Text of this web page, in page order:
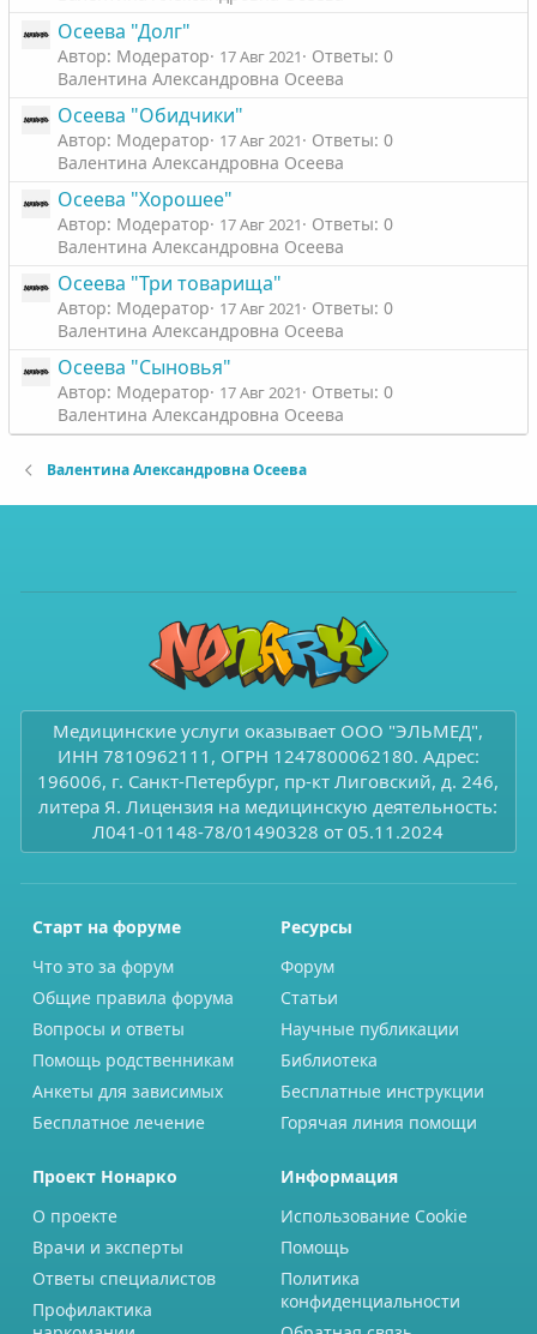
Осеева "Долг"
Автор: Модератор 17 Авг 2021
Ответы: 0
Валентина Александровна Осеева
Осеева "Обидчики"
Автор: Модератор 17 Авг 2021
Ответы: 0
Валентина Александровна Осеева
Осеева "Хорошее"
Автор: Модератор 17 Авг 2021
Ответы: 0
Валентина Александровна Осеева
Осеева "Три товарища"
Автор: Модератор 17 Авг 2021
Ответы: 0
Валентина Александровна Осеева
Осеева "Сыновья"
Автор: Модератор 17 Авг 2021
Ответы: 0
Валентина Александровна Осеева
Валентина Александровна Осеева
Медицинские услуги оказывает ООО "ЭЛЬМЕД",
ИНН 7810962111, ОГРН 1247800062180. Адрес:
196006, г. Санкт-Петербург, пр-кт Лиговский, д. 246,
литера Я. Лицензия на медицинскую деятельность:
Л041-01148-78/01490328 от 05.11.2024
Старт на форуме
Что это за форум
Общие правила форума
Вопросы и ответы
Помощь родственникам
Анкеты для зависимых
Бесплатное лечение
Ресурсы
Форум
Статьи
Научные публикации
Библиотека
Бесплатные инструкции
Горячая линия помощи
Проект Нонарко
О проекте
Врачи и эксперты
Ответы специалистов
Профилактика
Информация
Использование Cookie
Помощь
Политика
конфиденциальности